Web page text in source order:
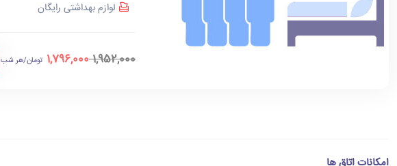
لوازم بهداشتی رایگان
1,952,000
1,796,000 تومان/هر شب